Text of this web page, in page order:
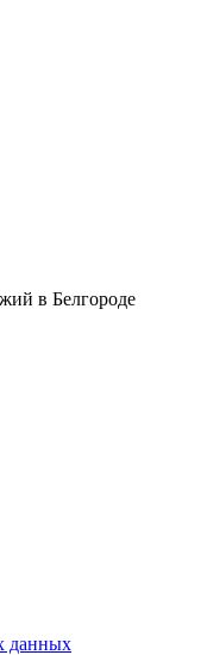
в Белгороде
данных